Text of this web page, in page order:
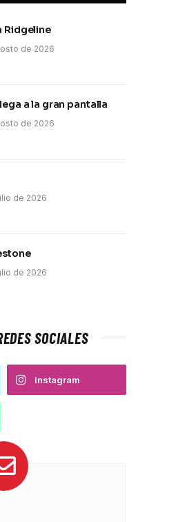
Ridgeline
de 2026
a la gran pantalla
de 2026
de 2026
de 2026
SOCIALES
Instagram